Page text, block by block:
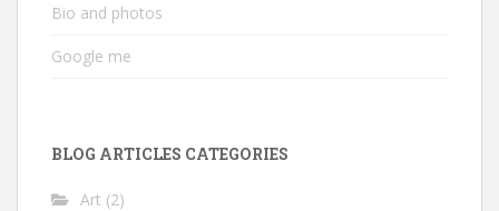
Bio and photos
Google me
BLOG ARTICLES CATEGORIES
Art (2)